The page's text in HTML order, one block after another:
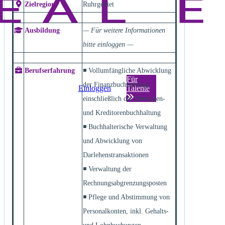
Einloggen
Für
Talente
Zielregion Ruhrgebiet
Ausbildung
— Für weitere Informationen
bitte einloggen —
Berufserfahrung
◾ Vollumfängliche Abwicklung
der Finanzbuchhaltung,
einschließlich der Debitoren-
und Kreditorenbuchhaltung
◾ Buchhalterische Verwaltung
und Abwicklung von
Darlehenstransaktionen
◾ Verwaltung der
Rechnungsabgrenzungsposten
◾ Pflege und Abstimmung von
Personalkonten, inkl. Gehalts-